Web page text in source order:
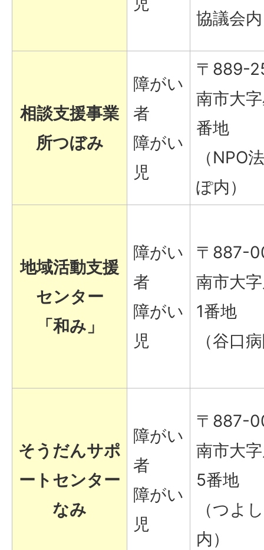
協議会
相談支援事業
所つぼみ
障がい
者
障がい
児
〒889-
南市大
番地
（NPO
ぽ内）
地域活動支援
センター
「和み」
障がい
者
障がい
児
〒887-
南市大
1番地
（谷口
そうだんサポ
ートセンター
なみ
障がい
者
障がい
児
〒887-
南市大
5番地
（つよ
内）